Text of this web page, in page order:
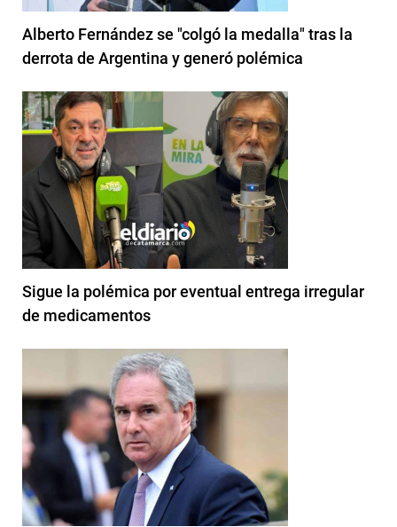
Alberto Fernández se "colgó la medalla" tras la
derrota de Argentina y generó polémica
Sigue la polémica por eventual entrega irregular
de medicamentos